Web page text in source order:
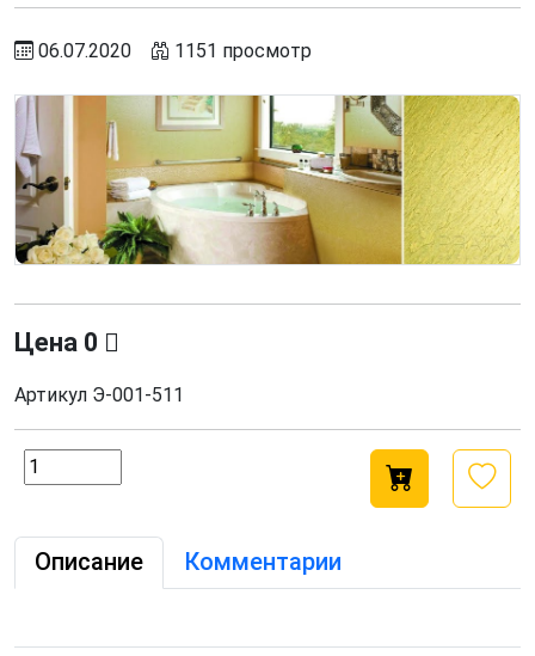
06.07.2020 1151 просмотр
Цена 0
Артикул Э-001-511
Описание Комментарии